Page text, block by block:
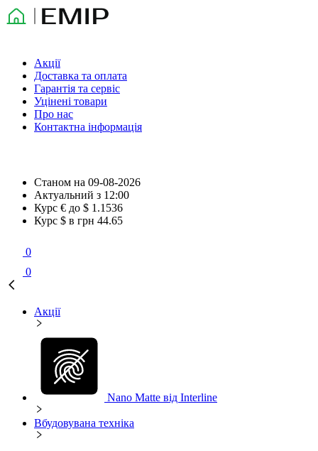
Акції
Доставка та оплата
Гарантія та сервіс
Уцінені товари
Про нас
Контактна інформація
Станом на 09-08-2026
Актуальний з 12:00
Курс € до $ 1.1536
Курс $ в грн 44.65
0
0
Акції
Nano Matte від Interline
Вбудовувана техніка